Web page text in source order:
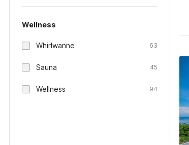
Wellness
Whirlwanne 63
Sauna 45
Wellness 94